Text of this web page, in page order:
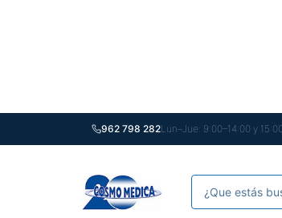
962 798 282Lun–Jue: 9:00–14:00 y